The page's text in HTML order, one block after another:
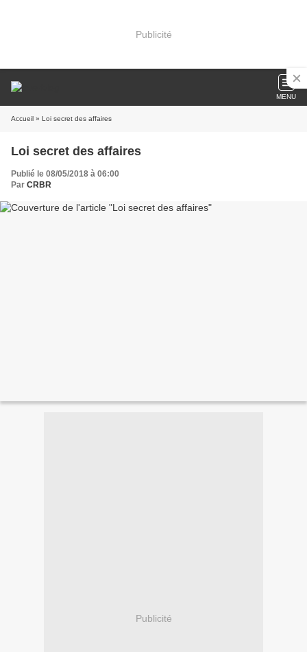
Publicité
MENU
Accueil » Loi secret des affaires
Loi secret des affaires
Publié le 08/05/2018 à 06:00
Par CRBR
Publicité